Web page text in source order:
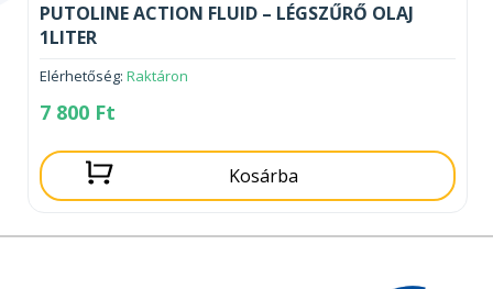
PUTOLINE ACTION FLUID – LÉGSZŰRŐ OLAJ
1LITER
Elérhetőség: Raktáron
7 800 Ft
Kosárba